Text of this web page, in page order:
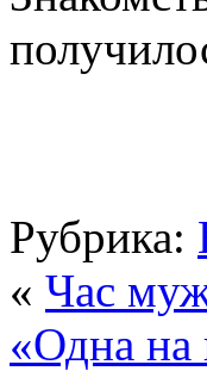
Рубрика:
« Час
«Одна на